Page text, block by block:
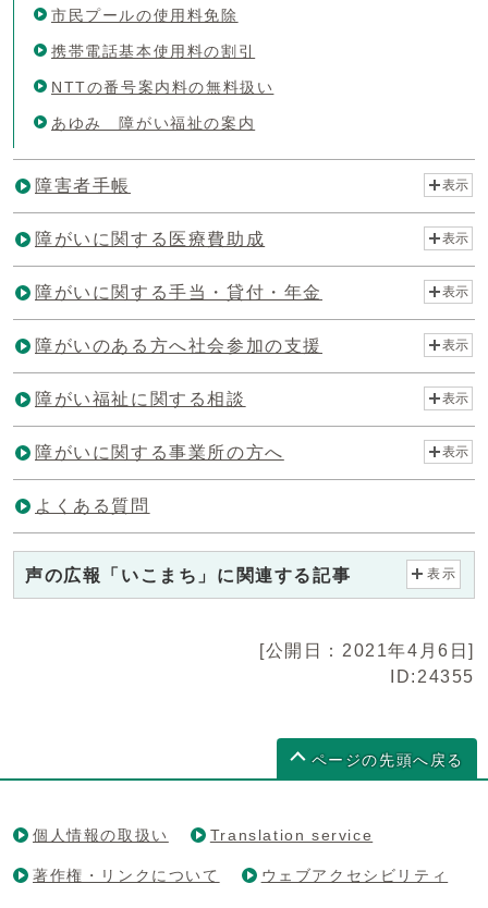
市民プールの使用料免除
携帯電話基本使用料の割引
NTTの番号案内料の無料扱い
あゆみ 障がい福祉の案内
障害者手帳 表示
障がいに関する医療費助成 表示
障がいに関する手当・貸付・年金 表示
障がいのある方へ社会参加の支援 表示
障がい福祉に関する相談 表示
障がいに関する事業所の方へ 表示
よくある質問
声の広報「いこまち」に関連する記事 表示
[公開日：2021年4月6日]
ID:24355
ページの先頭へ戻る
個人情報の取扱い Translation service
著作権・リンクについて ウェブアクセシビリティ